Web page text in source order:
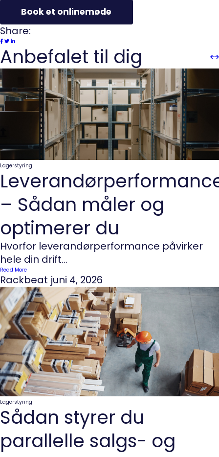
Book et onlinemøde
Share:
Anbefalet til dig
Lagerstyring
– Sådan måler og
optimerer du
Hvorfor leverandørperformance påvirker
hele din drift...
Read More
Rackbeat juni 4, 2026
Lagerstyring
Sådan styrer du
parallelle salgs- og